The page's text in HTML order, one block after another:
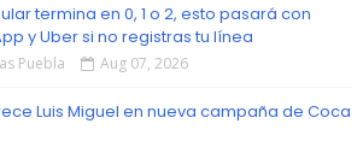
termina en 0, 1 o 2, esto pasará con
y Uber si no registras tu línea
Puebla Aug 07, 2026
Luis Miguel en nueva campaña de Coca